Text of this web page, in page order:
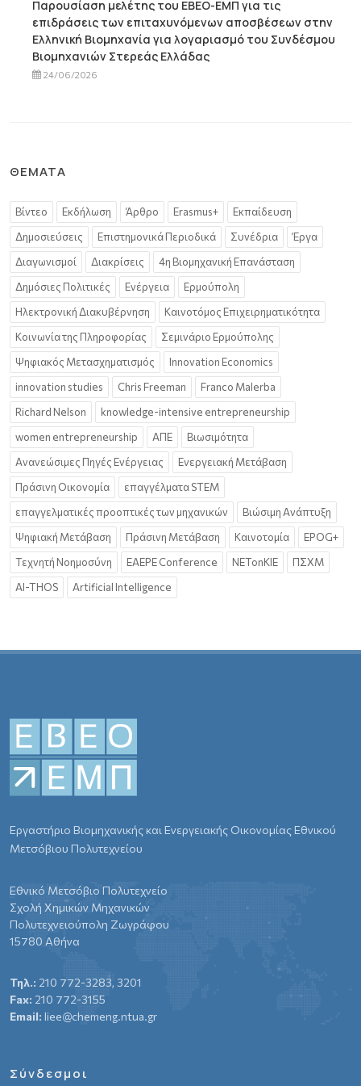
Παρουσίαση μελέτης του ΕΒΕΟ-ΕΜΠ για τις
επιδράσεις των επιταχυνόμενων αποσβέσεων στην
Ελληνική Βιομηχανία για λογαριασμό του Συνδέσμου
Βιομηχανιών Στερεάς Ελλάδας
24/06/2026
ΘΈΜΑΤΑ
Βίντεο Εκδήλωση Άρθρο Erasmus+
Εκπαίδευση
Δημοσιεύσεις
Επιστημονικά Περιοδικά Συνέδρια
Έργα
Διαγωνισμοί
Διακρίσεις
4η Βιομηχανική Επανάσταση
Δημόσιες Πολιτικές
Ενέργεια
Ερμούπολη
Ηλεκτρονική Διακυβέρνηση
Καινοτόμος Επιχειρηματικότητα
Κοινωνία της Πληροφορίας
Σεμινάριο Ερμούπολης
Ψηφιακός Μετασχηματισμός
Innovation Economics
innovation studies
Chris Freeman
Franco Malerba
Richard Nelson
knowledge-intensive entrepreneurship
women entrepreneurship
ΑΠΕ
Βιωσιμότητα
Ανανεώσιμες Πηγές Ενέργειας
Ενεργειακή Μετάβαση
Πράσινη Οικονομία
επαγγέλματα STEM
επαγγελματικές προοπτικές των μηχανικών
Βιώσιμη Ανάπτυξη
Ψηφιακή Μετάβαση
Πράσινη Μετάβαση Καινοτομία
EPOG+
Τεχνητή Νοημοσύνη
EAEPE Conference NETonKIE
ΠΣΧΜ
AI-THOS
Artificial Intelligence
Εργαστήριο Βιομηχανικής και Ενεργειακής Οικονομίας Εθνικού
Μετσόβιου Πολυτεχνείου
Εθνικό Μετσόβιο Πολυτεχνείο
Σχολή Χημικών Μηχανικών
Πολυτεχνειούπολη Ζωγράφου
15780 Αθήνα
Τηλ.: 210 772-3283, 3201
Fax: 210 772-3155
Email: liee@chemeng.ntua.gr
Σύνδεσμοι